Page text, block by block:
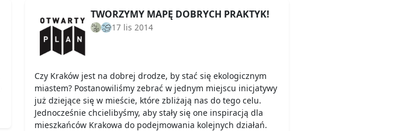
TWORZYMY MAPĘ DOBRYCH PRAKTYK!
17 lis 2014
Czy Kraków jest na dobrej drodze, by stać się ekologicznym
miastem? Postanowiliśmy zebrać w jednym miejscu inicjatywy
już dziejące się w mieście, które zbliżają nas do tego celu.
Jednocześnie chcielibyśmy, aby stały się one inspiracją dla
mieszkańców Krakowa do podejmowania kolejnych działań.